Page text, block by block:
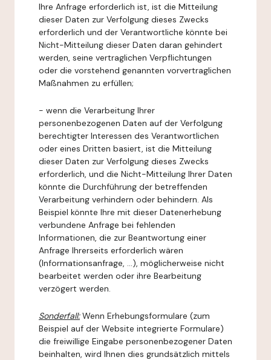
Ihre Anfrage erforderlich ist, ist die Mitteilung
dieser Daten zur Verfolgung dieses Zwecks
erforderlich und der Verantwortliche könnte bei
Nicht-Mitteilung dieser Daten daran gehindert
werden, seine vertraglichen Verpflichtungen
oder die vorstehend genannten vorvertraglichen
Maßnahmen zu erfüllen;
- wenn die Verarbeitung Ihrer
personenbezogenen Daten auf der Verfolgung
berechtigter Interessen des Verantwortlichen
oder eines Dritten basiert, ist die Mitteilung
dieser Daten zur Verfolgung dieses Zwecks
erforderlich, und die Nicht-Mitteilung Ihrer Daten
könnte die Durchführung der betreffenden
Verarbeitung verhindern oder behindern. Als
Beispiel könnte Ihre mit dieser Datenerhebung
verbundene Anfrage bei fehlenden
Informationen, die zur Beantwortung einer
Anfrage Ihrerseits erforderlich wären
(Informationsanfrage, ...), möglicherweise nicht
bearbeitet werden oder ihre Bearbeitung
verzögert werden.
Sonderfall:Wenn Erhebungsformulare (zum
Beispiel auf der Website integrierte Formulare)
die freiwillige Eingabe personenbezogener Daten
beinhalten, wird Ihnen dies grundsätzlich mittels